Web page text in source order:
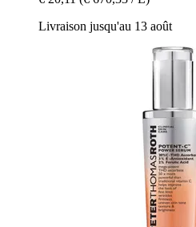
Livraison jusqu'au 13 août